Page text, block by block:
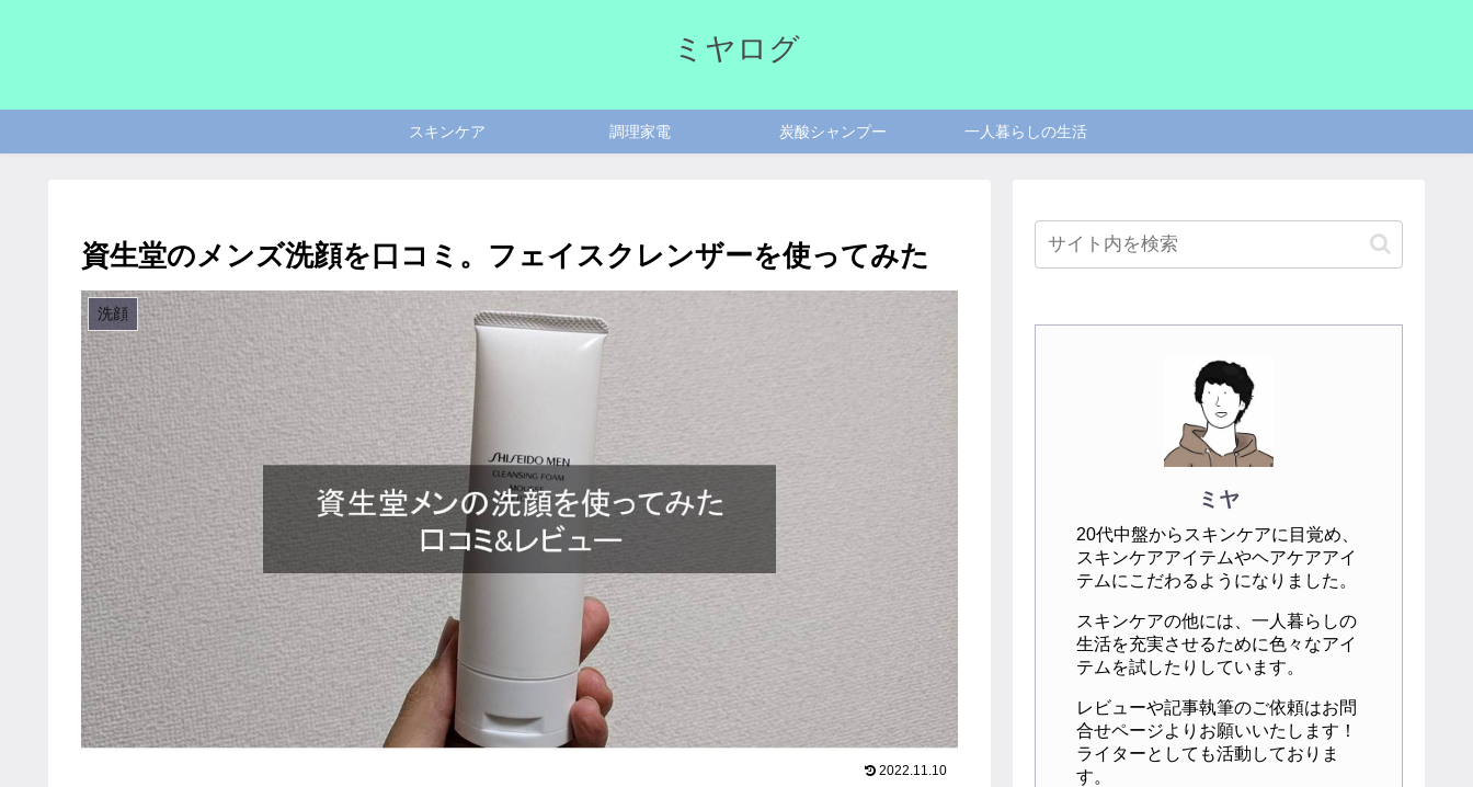
ミヤログ
スキンケア 調理家電 炭酸シャンプー 一人暮らしの生活
資生堂のメンズ洗顔を口コミ。フェイスクレンザーを使ってみた
洗顔
2022.11.10
ミヤ
20代中盤からスキンケアに目覚め、
スキンケアアイテムやヘアケアアイ
テムにこだわるようになりました。
スキンケアの他には、一人暮らしの
生活を充実させるために色々なアイ
テムを試したりしています。
レビューや記事執筆のご依頼はお問
合せページよりお願いいたします！
ライターとしても活動しておりま
す。